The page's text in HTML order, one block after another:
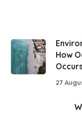
How
27